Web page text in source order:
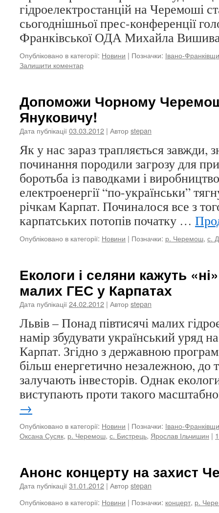
гідроелектростанцій на Черемоші
сьогоднішньої прес-конференції
Франківської ОДА Михайла
Опубліковано в категорії: Новини | Позначки: Івано-
Залишити коментар
Допоможи Чорному
Януковичу!
Дата публікації03.03.2012 | Авторstepan
Як у нас зараз трапляється завжди,
починання породили загрозу для
боротьба із паводками і
електроенергії “по-українськи”
річкам Карпат. Починалося все з
карпатських потопів початку …
Опубліковано в категорії: Новини | Позначки: р. Черемош, с.
Екологи і селяни кажуть
малих ГЕС у Карпатах
Дата публікації24.02.2012 | Авторstepan
Львів – Понад півтисячі малих
намір збудувати український уряд
Карпат. Згідно з державною
більш енергетично незалежною, до
залучають інвесторів. Однак
виступають проти такого
→
Опубліковано в категорії: Новини | Позначки: Івано-
Оксана Сусяк, р. Черемош, с. Бистрець, Ярослав Ільчишин |
Анонс концерту на захист
Дата публікації31.01.2012 | Авторstepan
Опубліковано в категорії: Новини | Позначки: концерт, р.